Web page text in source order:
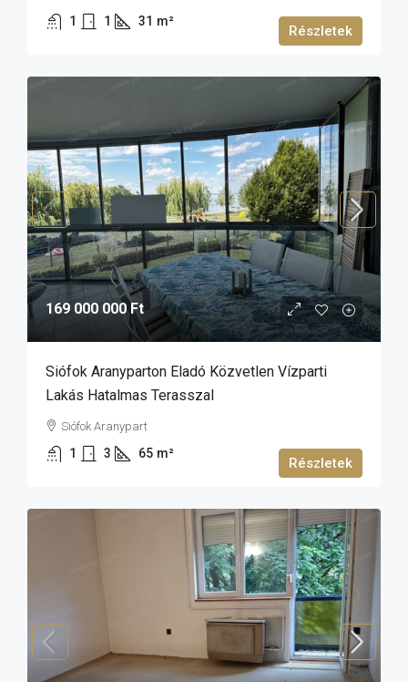
1 1 31 m²
Részletek
169 000 000 Ft
Siófok Aranyparton Eladó Közvetlen Vízparti
Lakás Hatalmas Terasszal
Siófok Aranypart
1 3 65 m²
Részletek